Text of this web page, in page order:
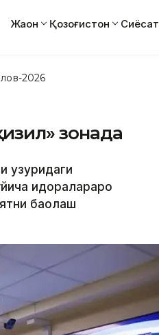
Жаҳон Қозоғистон Сиёсат
2026
зонада
ҳузуридаги
идоралараро
баҳолаш